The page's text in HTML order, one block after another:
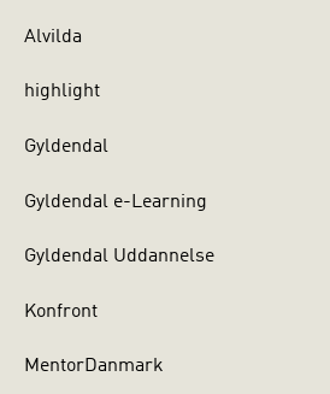
Alvilda
highlight
Gyldendal
Gyldendal e-Learning
Gyldendal Uddannelse
Konfront
MentorDanmark